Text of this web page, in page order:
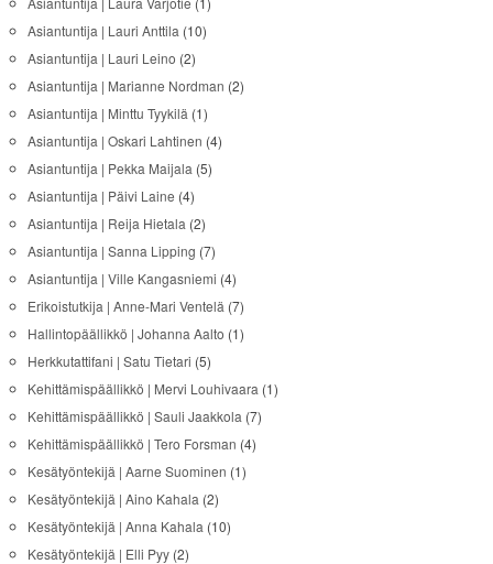
Asiantuntija | Lauri Anttila (10)
Asiantuntija | Lauri Leino (2)
Asiantuntija | Marianne Nordman (2)
Asiantuntija | Minttu Tyykilä (1)
Asiantuntija | Oskari Lahtinen (4)
Asiantuntija | Pekka Maijala (5)
Asiantuntija | Päivi Laine (4)
Asiantuntija | Reija Hietala (2)
Asiantuntija | Sanna Lipping (7)
Asiantuntija | Ville Kangasniemi (4)
Erikoistutkija | Anne-Mari Ventelä (7)
Hallintopäällikkö | Johanna Aalto (1)
Herkkutattifani | Satu Tietari (5)
Kehittämispäällikkö | Mervi Louhivaara (1)
Kehittämispäällikkö | Sauli Jaakkola (7)
Kehittämispäällikkö | Tero Forsman (4)
Kesätyöntekijä | Aarne Suominen (1)
Kesätyöntekijä | Aino Kahala (2)
Kesätyöntekijä | Anna Kahala (10)
Kesätyöntekijä | Elli Pyy(2)